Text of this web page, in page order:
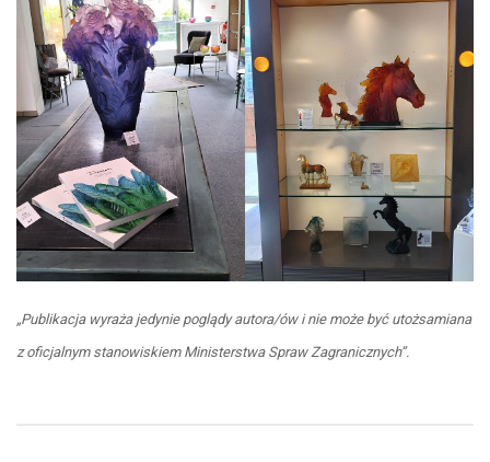
„Publikacja wyraża jedynie poglądy autora/ów i nie może być utożsamiana
z oficjalnym stanowiskiem Ministerstwa Spraw Zagranicznych”.